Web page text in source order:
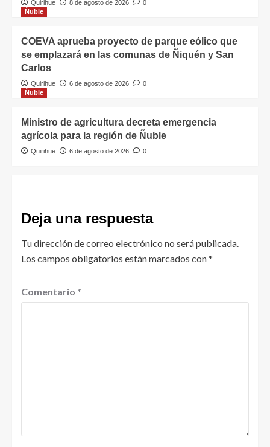
Quirihue 8 de agosto de 2026
0
Ñuble
COEVA aprueba proyecto de parque eólico que
se emplazará en las comunas de Ñiquén y San
Carlos
Quirihue 6 de agosto de 2026
0
Ñuble
Ministro de agricultura decreta emergencia
agrícola para la región de Ñuble
Quirihue 6 de agosto de 2026 0
Deja una respuesta
Tu dirección de correo electrónico no será publicada.
Los campos obligatorios están marcados con*
Comentario *